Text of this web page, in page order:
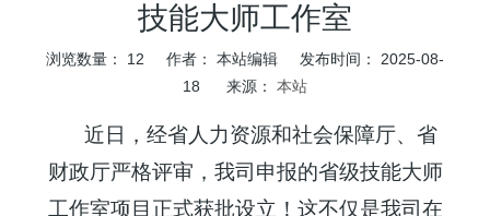
技能大师工作室
浏览数量： 12 作者： 本站编辑 发布时间： 2025-08-
18 来源： 本站
近日，经省人力资源和社会保障厅、省
财政厅严格评审，我司申报的省级技能大师
工作室项目正式获批设立！这不仅是我司在